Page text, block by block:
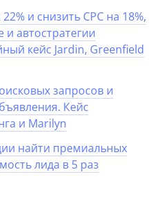
и снизить CPC на 18%,
и автостратегии
кейс Jardin, Greenfield
запросов и
Кейс
и Marilyn
найти премиальных
лида в 5 раз